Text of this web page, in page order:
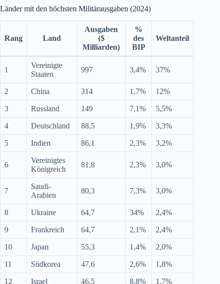
Länder mit den höchsten Militärausgaben (2024)
Rang Land
Ausgaben
($
Milliarden)
%
des
BIP
Weltanteil
1
Vereinigte
Staaten
997 3,4% 37%
2 China 314 1,7% 12%
3 Russland 149 7,1% 5,5%
4 Deutschland 88,5 1,9% 3,3%
5 Indien 86,1 2,3% 3,2%
6
Vereinigtes
Königreich
81,8 2,3% 3,0%
7
Saudi-
Arabien
80,3 7,3% 3,0%
8 Ukraine 64,7 34% 2,4%
9 Frankreich 64,7 2,1% 2,4%
10 Japan 55,3 1,4% 2,0%
11 Südkorea 47,6 2,6% 1,8%
12 Israel 46,5 8,8% 1,7%